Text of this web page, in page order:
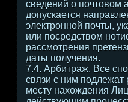
сведений о почтовом
допускается
электронной почты,
или посредством
рассмотрения
даты получения.
7.4. Арбитраж. Все
связи с ним подлежат
месту нахождения